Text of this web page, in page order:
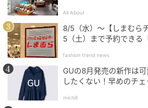
ス、ジーンズはMサイズを着用 バッ
インナー迷子に終止符！色違
リブニットスクエアネックタ
¥1,490
All About
8/5（水）〜【しまむら
5（土）まで予約できる
fashion trend news
GUの8月発売の新作は
したくない！早めのチ
michill